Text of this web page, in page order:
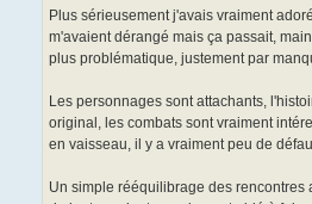
Plus sérieusement j'avais vraiment
m'avaient dérangé mais ça passait,
plus problématique, justement par
Les personnages sont attachants,
original, les combats sont vraiment
en vaisseau, il y a vraiment peu de
Un simple rééquilibrage des rencontres